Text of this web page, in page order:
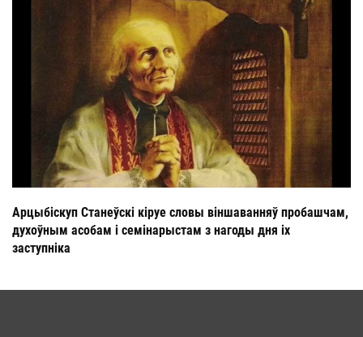
Арцыбіскуп Станеўскі кіруе словы віншаванняў пробашчам,
духоўным асобам і семінарыстам з нагоды дня іх
заступніка